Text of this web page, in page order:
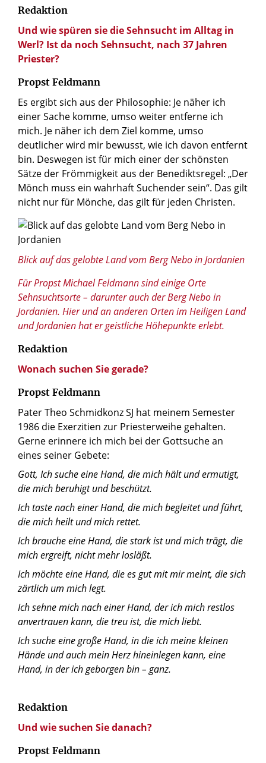
Redaktion
Und wie spüren sie die Sehnsucht im Alltag in
Werl? Ist da noch Sehnsucht, nach 37 Jahren
Priester?
Propst Feldmann
Es ergibt sich aus der Philosophie: Je näher ich
einer Sache komme, umso weiter entferne ich
mich. Je näher ich dem Ziel komme, umso
deutlicher wird mir bewusst, wie ich davon entfernt
bin. Deswegen ist für mich einer der schönsten
Sätze der Frömmigkeit aus der Benediktsregel: „Der
Mönch muss ein wahrhaft Suchender sein“. Das gilt
nicht nur für Mönche, das gilt für jeden Christen.
Blick auf das gelobte Land vom Berg Nebo in Jordanien
Für Propst Michael Feldmann sind einige Orte
Sehnsuchtsorte – darunter auch der Berg Nebo in
Jordanien. Hier und an anderen Orten im Heiligen Land
und Jordanien hat er geistliche Höhepunkte erlebt.
Redaktion
Wonach suchen Sie gerade?
Propst Feldmann
Pater Theo Schmidkonz SJ hat meinem Semester
1986 die Exerzitien zur Priesterweihe gehalten.
Gerne erinnere ich mich bei der Gottsuche an
eines seiner Gebete:
Gott, Ich suche eine Hand, die mich hält und ermutigt,
die mich beruhigt und beschützt.
Ich taste nach einer Hand, die mich begleitet und führt,
die mich heilt und mich rettet.
Ich brauche eine Hand, die stark ist und mich trägt, die
mich ergreift, nicht mehr losläßt.
Ich möchte eine Hand, die es gut mit mir meint, die sich
zärtlich um mich legt.
Ich sehne mich nach einer Hand, der ich mich restlos
anvertrauen kann, die treu ist, die mich liebt.
Ich suche eine große Hand, in die ich meine kleinen
Hände und auch mein Herz hineinlegen kann, eine
Hand, in der ich geborgen bin – ganz.
Redaktion
Und wie suchen Sie danach?
Propst Feldmann